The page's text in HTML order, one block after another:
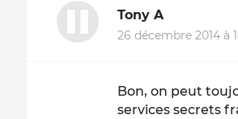
Tony A
26 décembre 2014 à
Bon, on peut
services secrets